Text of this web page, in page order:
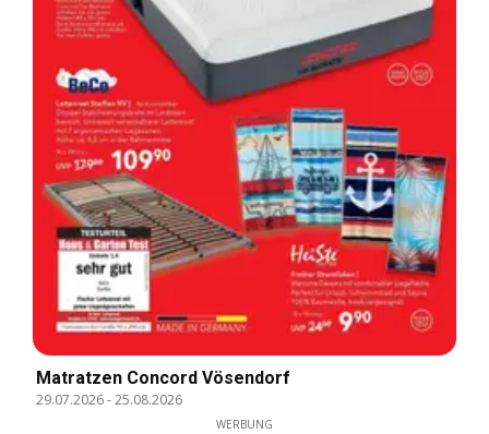
Matratzen Concord Vösendorf
29.07.2026-25.08.2026
WERBUNG